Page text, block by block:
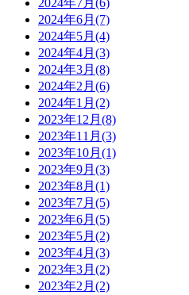
2024年7月(6)
2024年6月(7)
2024年5月(4)
2024年4月(3)
2024年3月(8)
2024年2月(6)
2024年1月(2)
2023年12月(8)
2023年11月(3)
2023年10月(1)
2023年9月(3)
2023年8月(1)
2023年7月(5)
2023年6月(5)
2023年5月(2)
2023年4月(3)
2023年3月(2)
2023年2月(2)